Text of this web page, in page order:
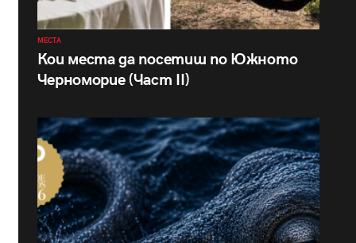
МЕСТА
Кои места да посетиш по Южното
Черноморие (Част II)